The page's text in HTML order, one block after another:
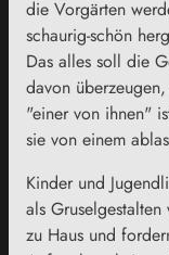
die Vorgärten
schaurig-schön
Das alles soll die
davon
"einer von ihnen"
sie von einem
Kinder und
als Gruselgestalten
zu Haus und